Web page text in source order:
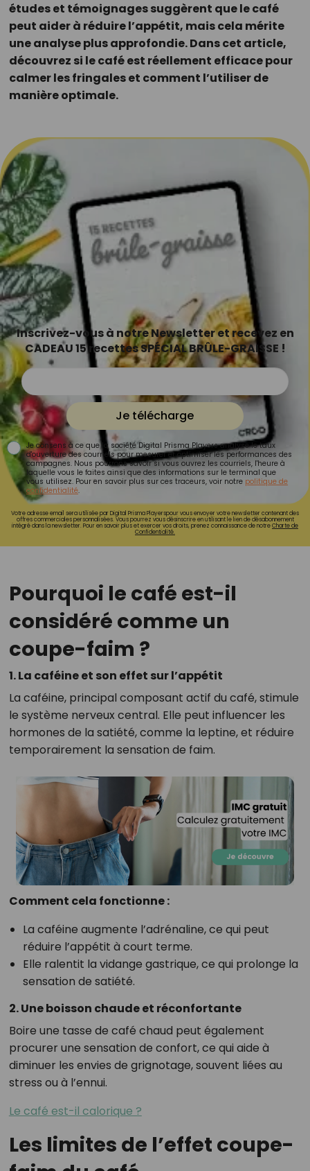
études et témoignages suggèrent que le café
peut aider à réduire l’appétit, mais cela mérite
une analyse plus approfondie. Dans cet article,
découvrez si le café est réellement efficace pour
calmer les fringales et comment l’utiliser de
manière optimale.
Inscrivez-vous à notre Newsletter et recevez en
CADEAU 15 recettes SPÉCIAL BRÛLE-GRAISSE !
Je télécharge
Je consens à ce que la société Digital Prisma Players analyse le taux
d'ouverture des courriels pour mesurer et optimiser les performances des
campagnes. Nous pourrons savoir si vous ouvrez les courriels, l'heure à
laquelle vous le faites ainsi que des informations sur le terminal que
vous utilisez. Pour en savoir plus sur ces traceurs, voir notre politique de
confidentialité.
Votre adresse email sera utilisée par Digital Prisma Playerspour vous envoyer votre newsletter contenant des
offres commerciales personnalisées. Vous pourrez vous désinscrire en utilisant le lien de désabonnement
intégré dans la newsletter. Pour en savoir plus et exercer vos droits, prenez connaissance de notreCharte de
Confidentialité.
Pourquoi le café est-il
considéré comme un
coupe-faim ?
1. La caféine et son effet sur l’appétit
La caféine, principal composant actif du café, stimule
le système nerveux central. Elle peut influencer les
hormones de la satiété, comme la leptine, et réduire
temporairement la sensation de faim.
Comment cela fonctionne :
La caféine augmente l’adrénaline, ce qui peut
réduire l’appétit à court terme.
Elle ralentit la vidange gastrique, ce qui prolonge la
sensation de satiété.
2. Une boisson chaude et réconfortante
Boire une tasse de café chaud peut également
procurer une sensation de confort, ce qui aide à
diminuer les envies de grignotage, souvent liées au
stress ou à l’ennui.
Le café est-il calorique ?
Les limites de l’effet coupe-